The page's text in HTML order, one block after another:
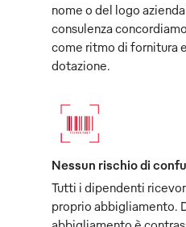
nome o del logo
consulenza
come ritmo di fornitura
dotazione.
Nessun rischio di
Tutti i dipendenti
proprio abbigliamento.